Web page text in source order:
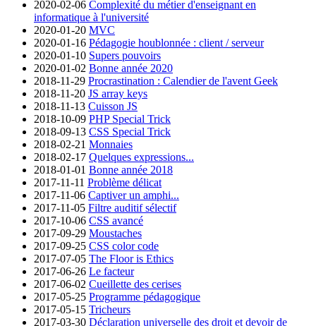
2020-02-06 Complexité du métier d'enseignant en
informatique à l'université
2020-01-20 MVC
2020-01-16 Pédagogie houblonnée : client / serveur
2020-01-10 Supers pouvoirs
2020-01-02 Bonne année 2020
2018-11-29 Procrastination : Calendier de l'avent Geek
2018-11-20 JS array keys
2018-11-13 Cuisson JS
2018-10-09 PHP Special Trick
2018-09-13 CSS Special Trick
2018-02-21 Monnaies
2018-02-17 Quelques expressions...
2018-01-01 Bonne année 2018
2017-11-11 Problème délicat
2017-11-06 Captiver un amphi...
2017-11-05 Filtre auditif sélectif
2017-10-06 CSS avancé
2017-09-29 Moustaches
2017-09-25 CSS color code
2017-07-05 The Floor is Ethics
2017-06-26 Le facteur
2017-06-02 Cueillette des cerises
2017-05-25 Programme pédagogique
2017-05-15 Tricheurs
2017-03-30 Déclaration universelle des droit et devoir de